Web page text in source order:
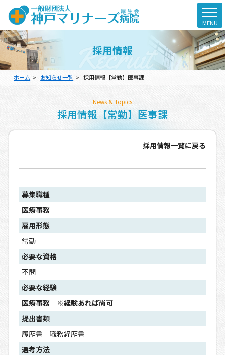
t
o
g
g
l
e
a
MENU
採用情報
Recruit
ホーム お知らせ一覧 採用情報【常勤】医事課
News & Topics
採用情報【常勤】医事課
採用情報一覧に戻る
募集職種
医療事務
雇用形態
常勤
必要な資格
不問
必要な経験
医療事務 ※経験あれば尚可
提出書類
履歴書 職務経歴書
選考方法